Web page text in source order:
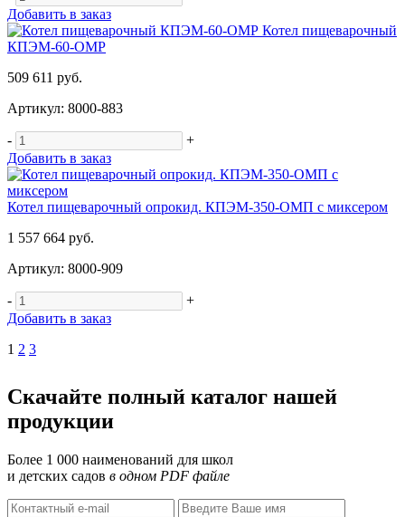
Добавить в заказ
Котел пищеварочный
КПЭМ-60-ОМР
509 611 руб.
Артикул: 8000-883
-
+
Добавить в заказ
Котел пищеварочный опрокид. КПЭМ-350-ОМП с миксером
1 557 664 руб.
Артикул: 8000-909
-
+
Добавить в заказ
1 2 3
Скачайте полный каталог нашей
продукции
Более 1 000 наименований для школ
и детских садов в одном PDF файле